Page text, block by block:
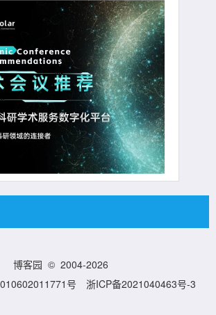
博客园 © 2004-2026
号
浙ICP备2021040463号-3